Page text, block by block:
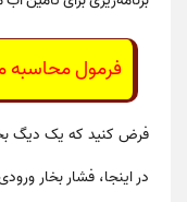
فرمول
فرض کنید که یک دیگ